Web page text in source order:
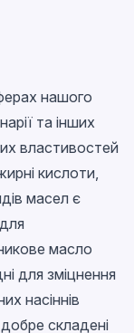
нашого
та інших
властивостей
кислоти,
масел є
масло
для зміцнення
насіннів
складені